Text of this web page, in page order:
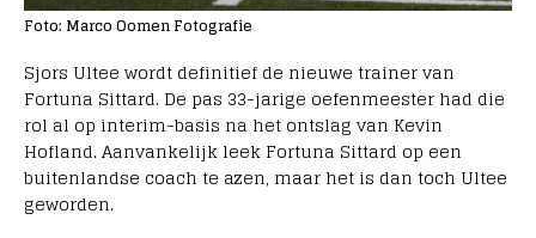
Foto: Marco Oomen Fotografie
Sjors Ultee wordt definitief de nieuwe trainer van
Fortuna Sittard. De pas 33-jarige oefenmeester had die
rol al op interim-basis na het ontslag van Kevin
Hofland. Aanvankelijk leek Fortuna Sittard op een
buitenlandse coach te azen, maar het is dan toch Ultee
geworden.